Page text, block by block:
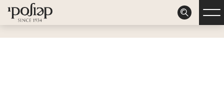
דלג לסרגל הניווט
דלג לתוכן